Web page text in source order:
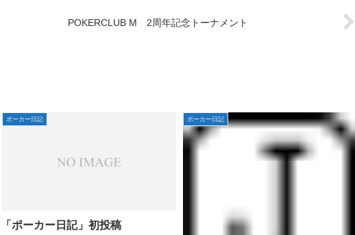
POKERCLUB M 2周年記念トーナメント
ポーカー日記
「ポーカー日記」初投稿
ポーカー日記